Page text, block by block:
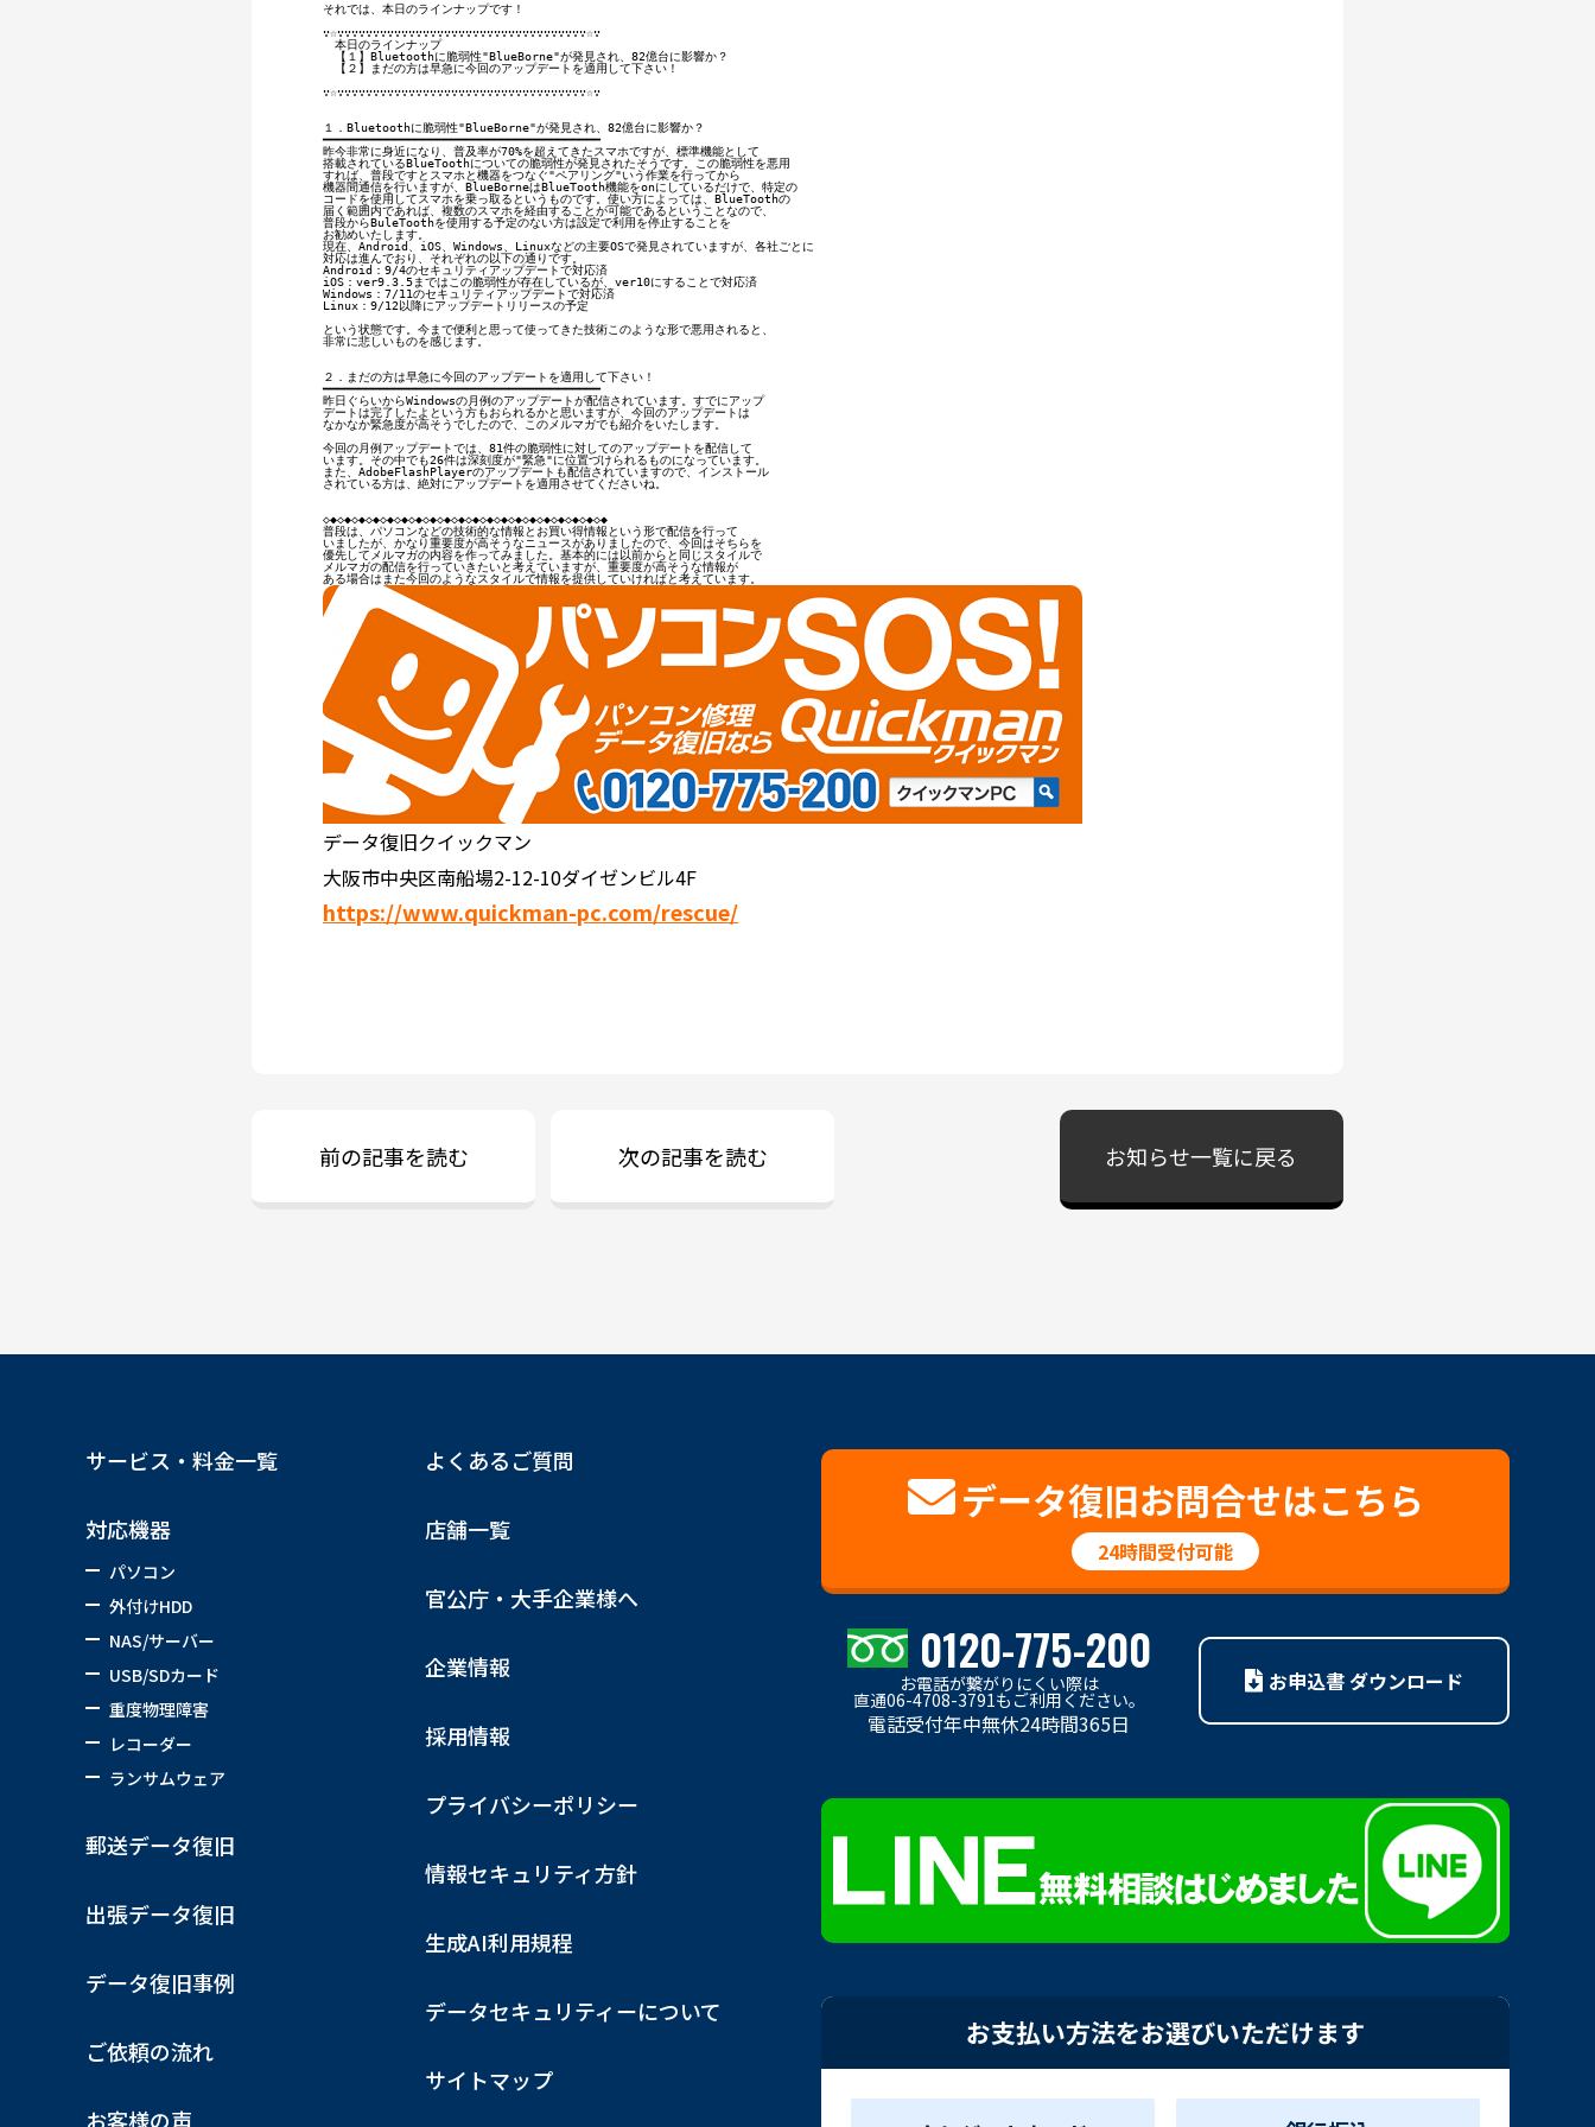
それでは、本日のラインナップです！
∵☆∵∵∵∵∵∵∵∵∵∵∵∵∵∵∵∵∵∵∵∵∵∵∵∵∵∵∵∵∵∵∵∵∵∵∵☆∵
本日のラインナップ
【１】Bluetoothに脆弱性"BlueBorne"が発見され、82億台に影響か？
【２】まだの方は早急に今回のアップデートを適用して下さい！
∵☆∵∵∵∵∵∵∵∵∵∵∵∵∵∵∵∵∵∵∵∵∵∵∵∵∵∵∵∵∵∵∵∵∵∵∵☆∵
１．Bluetoothに脆弱性"BlueBorne"が発見され、82億台に影響か？
━━━━━━━━━━━━━━━━━━━━━━━━━━━━━━━━━━━━━━━
昨今非常に身近になり、普及率が70%を超えてきたスマホですが、標準機能として
搭載されているBlueToothについての脆弱性が発見されたそうです。この脆弱性を悪用
すれば、普段ですとスマホと機器をつなぐ"ペアリング"いう作業を行ってから
機器間通信を行いますが、BlueBorneはBlueTooth機能をonにしているだけで、特定の
コードを使用してスマホを乗っ取るというものです。使い方によっては、BlueToothの
届く範囲内であれば、複数のスマホを経由することが可能であるということなので、
普段からBuleToothを使用する予定のない方は設定で利用を停止することを
お勧めいたします。
現在、Android、iOS、Windows、Linuxなどの主要OSで発見されていますが、各社ごとに
対応は進んでおり、それぞれの以下の通りです。
Android：9/4のセキュリティアップデートで対応済
iOS：ver9.3.5まではこの脆弱性が存在しているが、ver10にすることで対応済
Windows：7/11のセキュリティアップデートで対応済
Linux：9/12以降にアップデートリリースの予定
という状態です。今まで便利と思って使ってきた技術このような形で悪用されると、
非常に悲しいものを感じます。
２．まだの方は早急に今回のアップデートを適用して下さい！
━━━━━━━━━━━━━━━━━━━━━━━━━━━━━━━━━━━━━━━
昨日ぐらいからWindowsの月例のアップデートが配信されています。すでにアップ
デートは完了したよという方もおられるかと思いますが、今回のアップデートは
なかなか緊急度が高そうでしたので、このメルマガでも紹介をいたします。
今回の月例アップデートでは、81件の脆弱性に対してのアップデートを配信して
います。その中でも26件は深刻度が"緊急"に位置づけられるものになっています。
また、AdobeFlashPlayerのアップデートも配信されていますので、インストール
されている方は、絶対にアップデートを適用させてくださいね。
◇◆◇◆◇◆◇◆◇◆◇◆◇◆◇◆◇◆◇◆◇◆◇◆◇◆◇◆◇◆◇◆◇◆◇◆◇◆◇◆
普段は、パソコンなどの技術的な情報とお買い得情報という形で配信を行って
いましたが、かなり重要度が高そうなニュースがありましたので、今回はそちらを
優先してメルマガの内容を作ってみました。基本的には以前からと同じスタイルで
メルマガの配信を行っていきたいと考えていますが、重要度が高そうな情報が
ある場合はまた今回のようなスタイルで情報を提供していければと考えています。
データ復旧クイックマン
大阪市中央区南船場2-12-10ダイゼンビル4F
https://www.quickman-pc.com/rescue/
前の記事を読む 次の記事を読む お知らせ一覧に戻る
サービス・料金一覧
対応機器
パソコン
外付けHDD
NAS/サーバー
USB/SDカード
重度物理障害
レコーダー
ランサムウェア
郵送データ復旧
出張データ復旧
データ復旧事例
ご依頼の流れ
お客様の声
よくあるご質問
店舗一覧
官公庁・大手企業様へ
企業情報
採用情報
プライバシーポリシー
情報セキュリティ方針
生成AI利用規程
データセキュリティーについて
サイトマップ
データ復旧お問合せはこちら
24時間受付可能
0120-775-200
お電話が繋がりにくい際は
直通06-4708-3791もご利用ください。
電話受付年中無休24時間365日
お申込書 ダウンロード
お支払い方法をお選びいただけます